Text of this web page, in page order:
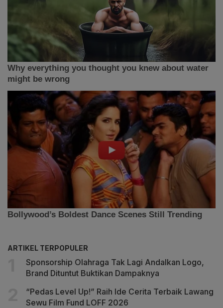
ARTIKEL TERPOPULER
Sponsorship Olahraga Tak Lagi Andalkan Logo,
Brand Dituntut Buktikan Dampaknya
“Pedas Level Up!” Raih Ide Cerita Terbaik Lawang
Sewu Film Fund LOFF 2026